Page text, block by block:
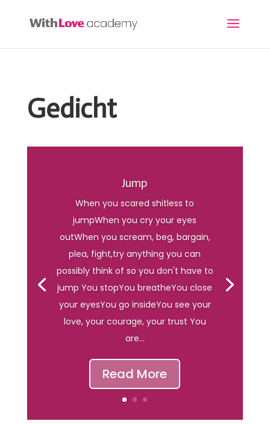
Gedicht
Jump
When you scared shitless to
jumpWhen you cry your eyes
outWhen you scream, beg, bargain,
plea, fight,try anything you can
possibly think of so you don't have to
jump You stopYou breatheYou close
your eyesYou go insideYou see your
love, your courage, your trust You
are...
Read More